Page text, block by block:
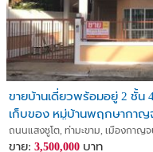
ขายบ้านเดี่ยวพร้อมอยู่ 2 ชั้น
เก็บของ หมู่บ้านพฤกษากาญ
กาญจนบุรี
ถนนแสงชูโต, ท่ามะขาม, เมืองกาญ
ขาย: 3,500,000 บาท